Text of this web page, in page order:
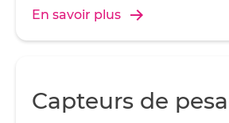
En savoir plus
Capteurs de